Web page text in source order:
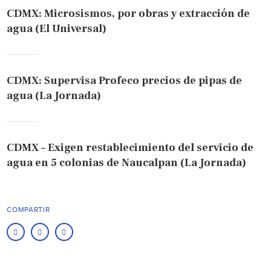
CDMX: Microsismos, por obras y extracción de
agua (El Universal)
CDMX: Supervisa Profeco precios de pipas de
agua (La Jornada)
CDMX – Exigen restablecimiento del servicio de
agua en 5 colonias de Naucalpan (La Jornada)
COMPARTIR